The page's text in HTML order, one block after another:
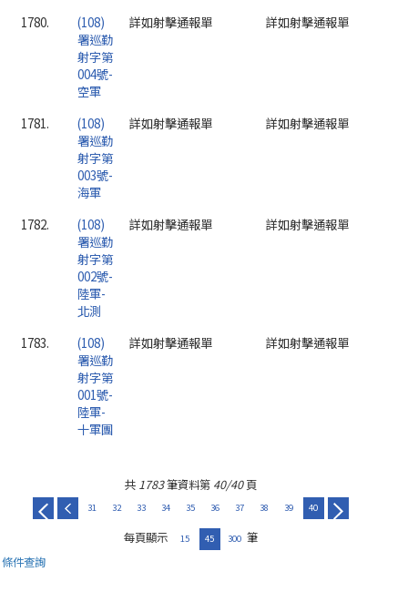
1780.
(108)
署巡勤
射字第
004號-
空軍
詳如射擊通報單 詳如射擊通報單
1781.
(108)
署巡勤
射字第
003號-
海軍
詳如射擊通報單 詳如射擊通報單
1782.
(108)
署巡勤
射字第
002號-
陸軍-
北測
詳如射擊通報單 詳如射擊通報單
1783.
(108)
署巡勤
射字第
001號-
陸軍-
十軍團
詳如射擊通報單 詳如射擊通報單
共 1783筆資料第 40/40頁
31 32 33 34 35 36 37 38 39 40
每頁顯示 15 45 300 筆
條件查詢